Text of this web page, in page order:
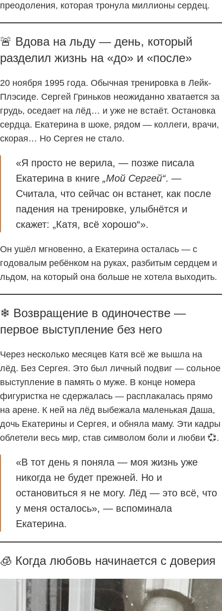
преодоления, которая тронула миллионы сердец.
🚨 Вдова на льду — день, который
разделил жизнь на «до» и «после»
20 ноября 1995 года. Обычная тренировка в Лейк-
Плэсиде. Сергей Гриньков неожиданно хватается за
грудь, оседает на лёд… и уже не встаёт. Остановка
сердца. Екатерина в шоке, рядом — коллеги, врачи,
скорая… Но Сергея не стало.
«Я просто не верила, — позже писала
Екатерина в книге „Мой Сергей“. —
Считала, что сейчас он встанет, как после
падения на тренировке, улыбнётся и
скажет: „Катя, всё хорошо“».
Он ушёл мгновенно, а Екатерина осталась — с
годовалым ребёнком на руках, разбитым сердцем и
льдом, на который она больше не хотела выходить.
❄ Возвращение в одиночестве —
первое выступление без него
Через несколько месяцев Катя всё же вышла на
лёд. Без Сергея. Это был личный подвиг — сольное
выступление в память о муже. В конце номера
фигуристка не сдержалась — расплакалась прямо
на арене. К ней на лёд выбежала маленькая Даша,
дочь Екатерины и Сергея, и обняла маму. Эти кадры
облетели весь мир, став символом боли и любви 💞.
«В тот день я поняла — моя жизнь уже
никогда не будет прежней. Но и
остановиться я не могу. Лёд — это всё, что
у меня осталось», — вспоминала
Екатерина.
🧊 Когда любовь начинается с доверия